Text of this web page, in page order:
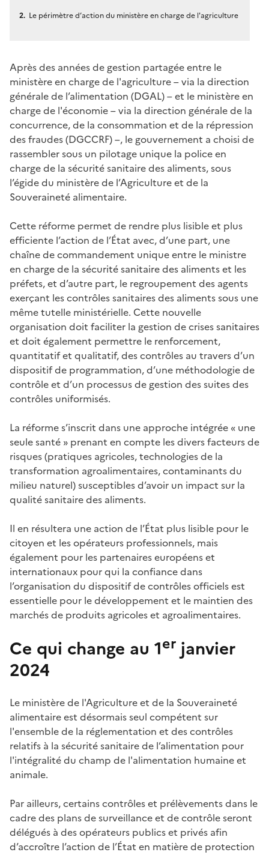
Le périmètre d’action du ministère en charge de l'agriculture
Après des années de gestion partagée entre le
ministère en chargede l'agriculture– via la direction
générale de l’alimentation (DGAL) – et le ministère en
charge de l'économie – via la direction générale de la
concurrence, de la consommation et de la répression
des fraudes (DGCCRF) –, le gouvernement a choisi de
rassembler sous un pilotage unique la police en
charge de la sécurité sanitaire des aliments, sous
l’égide du ministère de l’Agriculture et de la
Souveraineté alimentaire.
Cette réforme permet de rendre plus lisible et plus
efficiente l’action de l’État avec, d’une part, une
chaîne de commandement unique entre le ministre
en charge de la sécurité sanitaire des aliments et les
préfets, et d’autre part, le regroupement des agents
exerçant les contrôles sanitaires des aliments sous une
même tutelle ministérielle. Cette nouvelle
organisation doit faciliter la gestion de crises sanitaires
et doit également permettre le renforcement,
quantitatif et qualitatif, des contrôles au travers d’un
dispositif de programmation, d’une méthodologie de
contrôle et d’un processus de gestion des suites des
contrôles uniformisés.
La réforme s’inscrit dans une approche intégrée « une
seule santé » prenant en compte les divers facteurs de
risques (pratiques agricoles, technologies de la
transformation agroalimentaires, contaminants du
milieu naturel) susceptibles d’avoir un impact sur la
qualité sanitaire des aliments.
Il en résultera une action de l’État plus lisible pour le
citoyen et les opérateurs professionnels, mais
également pour les partenaires européens et
internationaux pour qui la confiance dans
l’organisation du dispositif de contrôles officiels est
essentielle pour le développement et le maintien des
marchés de produits agricoles et agroalimentaires.
Ce qui change au 1er janvier
2024
Le ministèrede l'Agriculture et de la Souveraineté
alimentaireest désormais seul compétent sur
l'ensemble de la réglementation et des contrôles
relatifs à la sécurité sanitaire de l’alimentation pour
l'intégralité du champ de l'alimentation humaine et
animale.
Par ailleurs, certains contrôles et prélèvements dans le
cadre des plans de surveillance et de contrôle seront
délégués à des opérateurs publics et privés afin
d’accroître l’action de l’État en matière de protection